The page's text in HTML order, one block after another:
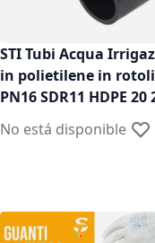
STI Tubi Acqua
in polietilene in rotoli
PN16 SDR11 HDPE 20
No está disponible